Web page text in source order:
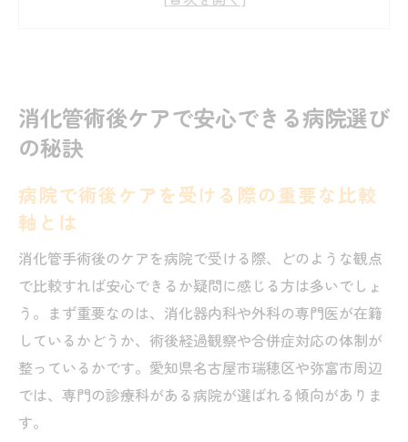
おすすめ消化器内科病院の選定基準を押さ
えよう
バイス
瑞穂区や弥富市で信頼を得る消化器病院の特徴
とは
病院選びで重視すべき消化器内科の専門性
とは
瑞穂区・弥富市で評判の良い病院の診療体
制を紹介
消化器外科の名医がいる病院の見極め方を
消化管術後ケアで安心できる病院選び
の秘訣
病院で術後ケアを受ける際の重要な比較
軸とは
消化管手術後のケアを病院で受ける際、どのような観点
で比較すれば安心できるか疑問に感じる方は多いでしょ
う。まず重要なのは、消化器内科や外科の専門医が在籍
しているかどうか、術後経過観察や合併症対応の体制が
整っているかです。愛知県名古屋市瑞穂区や弥富市周辺
では、専門の診療科がある病院が選ばれる傾向がありま
す。